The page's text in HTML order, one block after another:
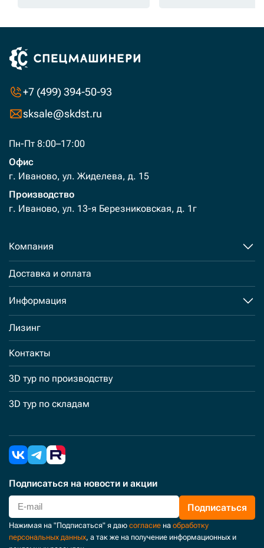
+7 (499) 394-50-93
sksale@skdst.ru
Пн-Пт 8:00–17:00
Офис
г. Иваново, ул. Жиделева, д. 15
Производство
г. Иваново, ул. 13-я Березниковская, д. 1г
Компания
Доставка и оплата
Информация
Лизинг
Контакты
3D тур по производству
3D тур по складам
Подписаться на новости и акции
Подписаться
Нажимая на "Подписаться" я даю согласие на обработку
персональных данных, а так же на получение информационных и